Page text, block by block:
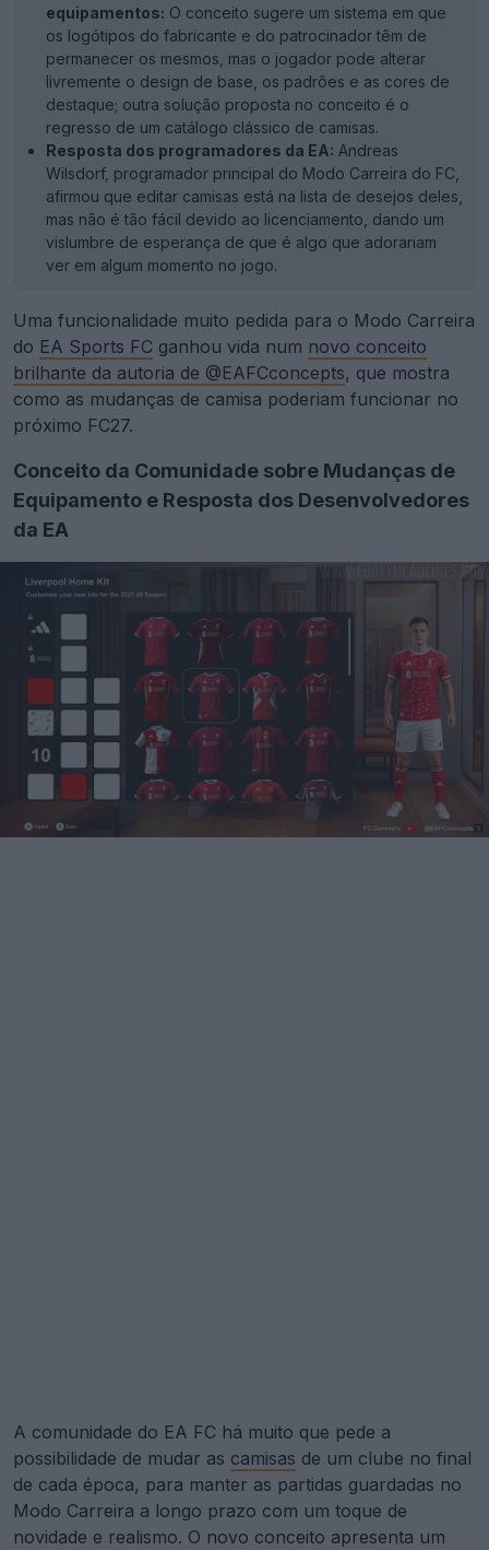
equipamentos: O conceito sugere um sistema em que
os logótipos do fabricante e do patrocinador têm de
permanecer os mesmos, mas o jogador pode alterar
livremente o design de base, os padrões e as cores de
destaque; outra solução proposta no conceito é o
regresso de um catálogo clássico de camisas.
Resposta dos programadores da EA: Andreas
Wilsdorf, programador principal do Modo Carreira do FC,
afirmou que editar camisas está na lista de desejos deles,
mas não é tão fácil devido ao licenciamento, dando um
vislumbre de esperança de que é algo que adorariam
ver em algum momento no jogo.
Uma funcionalidade muito pedida para o Modo Carreira
do EA Sports FC ganhou vida num novo conceito
brilhante da autoria de @EAFCconcepts, que mostra
como as mudanças de camisa poderiam funcionar no
próximo FC27.
Conceito da Comunidade sobre Mudanças de
Equipamento e Resposta dos Desenvolvedores
da EA
A comunidade do EA FC há muito que pede a
possibilidade de mudar as camisas de um clube no final
de cada época, para manter as partidas guardadas no
Modo Carreira a longo prazo com um toque de
novidade e realismo. O novo conceito apresenta um